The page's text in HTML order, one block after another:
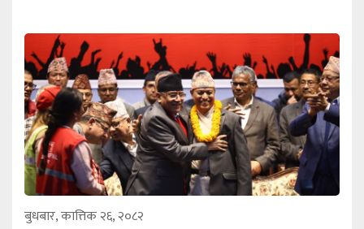
बुधबार, कात्तिक २६, २०८२